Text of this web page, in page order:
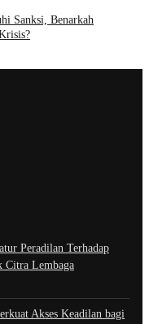
Sanksi, Benarkah
Peradilan Terhadap
Citra Lembaga
Akses Keadilan bagi